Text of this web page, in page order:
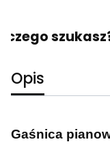
Opis
Gaśnica